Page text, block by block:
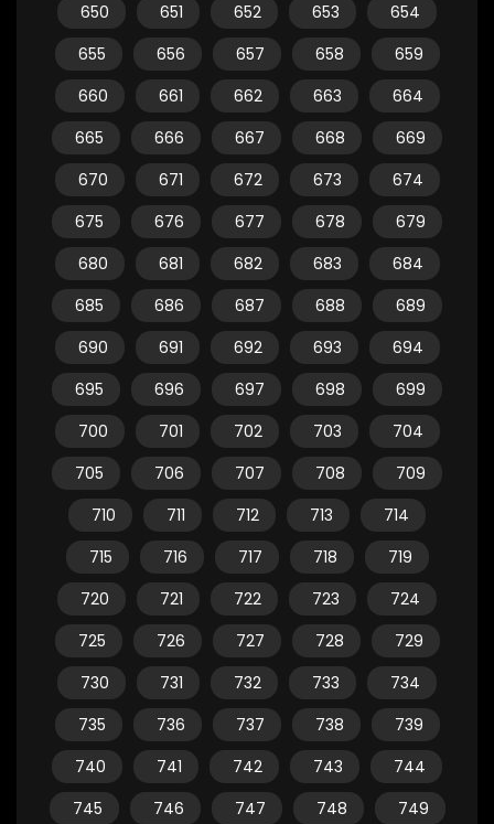
650
651 652 653
654
655
656 657 658
659
660
661 662 663
664
665
666 667 668
669
670
671 672 673
674
675
676 677 678
679
680
681 682 683
684
685
686 687 688
689
690
691 692 693
694
695
696 697 698
699
700
701 702 703
704
705
706 707 708
709
710
711 712 713
714
715
716 717 718
719
720
721 722 723
724
725
726 727 728
729
730
731 732 733
734
735
736 737 738
739
740
741 742 743
744
745
746 747 748
749